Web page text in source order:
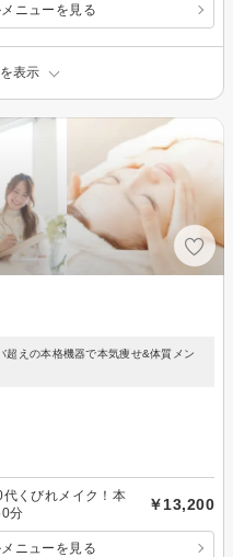
ニューを見る
表示
えの本格機器で本気痩せ&体質メン
代くびれメイク！本
分
￥13,200
ニューを見る